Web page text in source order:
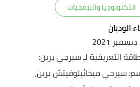
التكنولوجيا والبرمجيات
الوديان
التعريفية لـِ سيرجي برين:
سيرجي ميخائيلوفيتش برين،